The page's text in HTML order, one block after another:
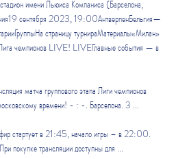
имени Льюиса Компаниса (Барселона,
сентября 2023, 19:00АнтверпенБельгия—
страницу турнираМатериалы«Милан»
чемпионов LIVE! LIVEГлавные события — в
матча группового этапа Лиги чемпионов
времени! - : -. Барселона. 3 ...
стартует в 21:45, начало игры – в 22:00.
покупке трансляции доступны для ...